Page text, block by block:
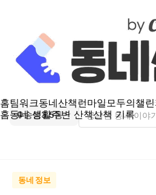
홈팀워크동네산책 런마일모두의챌
홈동네 생활주변 산책산책 기록
송림3.5동
동네 정보